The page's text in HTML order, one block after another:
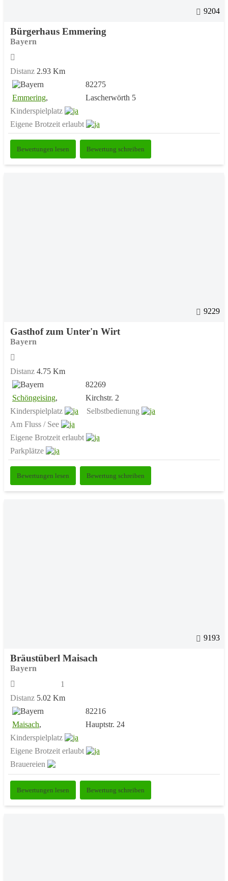
9204
Bürgerhaus Emmering
Bayern
Distanz 2.93 Km
82275
Emmering,
Lascherwörth 5
Kinderspielplatz
Eigene Brotzeit erlaubt
Bewertungen lesen Bewertung schreiben
9229
Gasthof zum Unter'n Wirt
Bayern
Distanz 4.75 Km
82269
Schöngeising,
Kirchstr. 2
Kinderspielplatz
Selbstbedienung
Am Fluss / See
Eigene Brotzeit erlaubt
Parkplätze
Bewertungen lesen Bewertung schreiben
9193
Bräustüberl Maisach
Bayern
1
Distanz 5.02 Km
82216
Maisach,
Hauptstr. 24
Kinderspielplatz
Eigene Brotzeit erlaubt
Brauereien
Bewertungen lesen Bewertung schreiben